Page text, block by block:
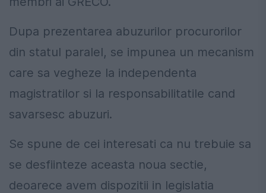
Dupa prezentarea abuzurilor procurorilor
din statul paralel, se impunea un mecanism
care sa vegheze la independenta
magistratilor si la responsabilitatile cand
savarsesc abuzuri.
Se spune de cei interesati ca nu trebuie sa
se desfiinteze aceasta noua sectie,
deoarece avem dispozitii in legislatia